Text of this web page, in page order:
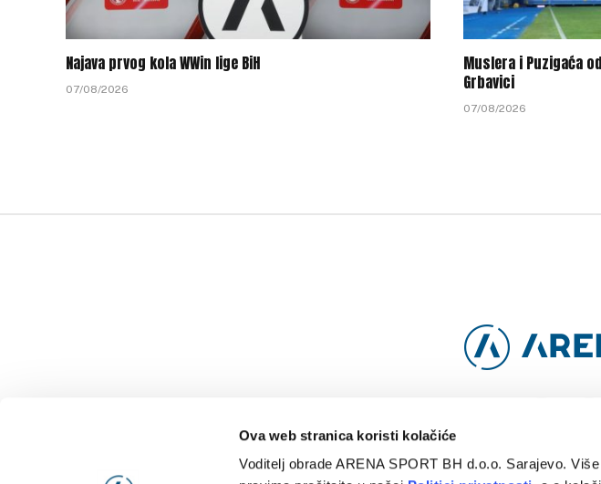
Ova web stranica koristi kolačiće
Voditelj obrade ARENA SPORT BH d.o.o. Sarajevo.
Najava prvog kola WWin lige BiH
07/08/2026
Muslera i Puzigaća
Grbavici
07/08/2026
NAJNOVIJE